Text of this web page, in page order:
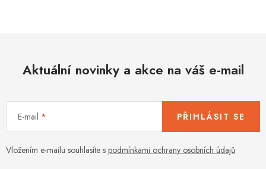
í
r
v
Aktuální novinky a akce na váš e-mail
E-mail
Vložením e-mailu souhlasíte s podmínkami ochrany osobních údajů
PŘIHLÁSIT SE